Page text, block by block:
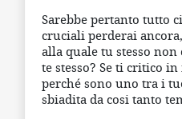
Sarebbe pertanto tutto
cruciali perderai
alla quale tu stesso
te stesso? Se ti critico
perché sono uno tra i
sbiadita da cosi tanto